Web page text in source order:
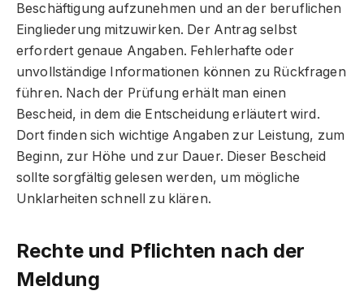
Beschäftigung aufzunehmen und an der beruflichen
Eingliederung mitzuwirken. Der Antrag selbst
erfordert genaue Angaben. Fehlerhafte oder
unvollständige Informationen können zu Rückfragen
führen. Nach der Prüfung erhält man einen
Bescheid, in dem die Entscheidung erläutert wird.
Dort finden sich wichtige Angaben zur Leistung, zum
Beginn, zur Höhe und zur Dauer. Dieser Bescheid
sollte sorgfältig gelesen werden, um mögliche
Unklarheiten schnell zu klären.
Rechte und Pflichten nach der
Meldung